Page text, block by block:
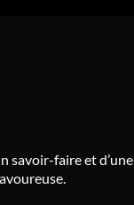
savoir-faire et d’une